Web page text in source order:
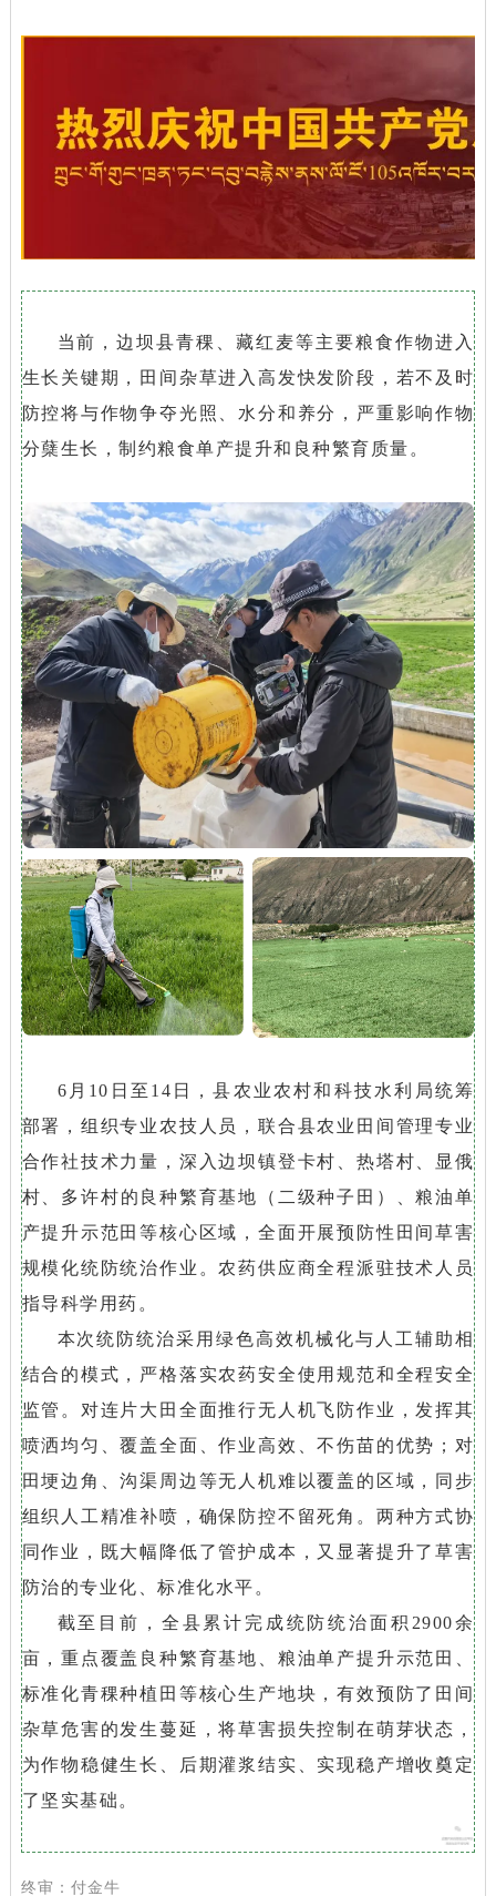
当前，边坝县青稞、藏红麦等主要粮食作物进入
生长关键期，田间杂草进入高发快发阶段，若不及时
防控将与作物争夺光照、水分和养分，严重影响作物
分蘖生长 ，制约粮食单产提升和良种繁育质量。
6月10日至14日，县农业农村和科技水利局统筹
部署，组织专业农技人员，联合县农业田间管理专业
合作社技术力量，深入边坝镇登卡村、热塔村、显俄
村、 多许村的良种繁育基地（二级种子田）、粮油单
产提升示范田等核心区域，全面开展预防性田间草害
规模化统防统治作业。农药供应商全程派驻技术人员
指导科学用药。
本次统防统治采用绿色高效机械化与人工辅助相
结合的模式，严格落实农药安全使用规范和全程安全
监管。对连片大田全面推行无人机飞防作业，发挥其
喷洒均匀、覆盖全面、作业高效、不伤苗的优势；对
田埂边角、沟渠周边等无人机难以覆盖的区域，同步
组织人工精准补喷，确保防控不留死角。两种方式协
同作业，既大幅降低了管护成本，又显著提升了草害
防治的专业化、标准化水平。
截至目前，全县累计完成统防统治面积2900余
亩，重点覆盖良种繁育基地、粮油单产提升示范田、
标准化青稞种植田等核心生产地块，有效预防了田间
杂草危害的发生蔓延，将草害损失控制在萌芽状态，
为作物稳健生长、后期灌浆结实、实现稳产增收奠定
了坚实基础。
终审：付金牛